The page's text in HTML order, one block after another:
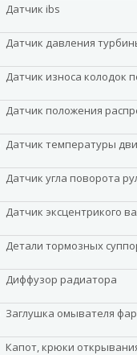
Датчик ibs
Датчик давления
Датчик износа колодок
Датчик положения
Датчик температуры
Датчик угла поворота
Датчик эксцентрикого
Детали тормозных
Диффузор радиатора
Заглушка омывателя фар
Капот, крюки